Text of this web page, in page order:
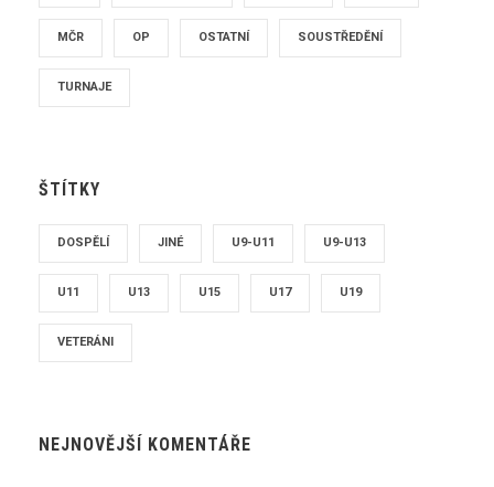
MČR OP OSTATNÍ SOUSTŘEDĚNÍ
TURNAJE
ŠTÍTKY
DOSPĚLÍ JINÉ U9-U11 U9-U13
U11 U13 U15 U17 U19
VETERÁNI
NEJNOVĚJŠÍ KOMENTÁŘE